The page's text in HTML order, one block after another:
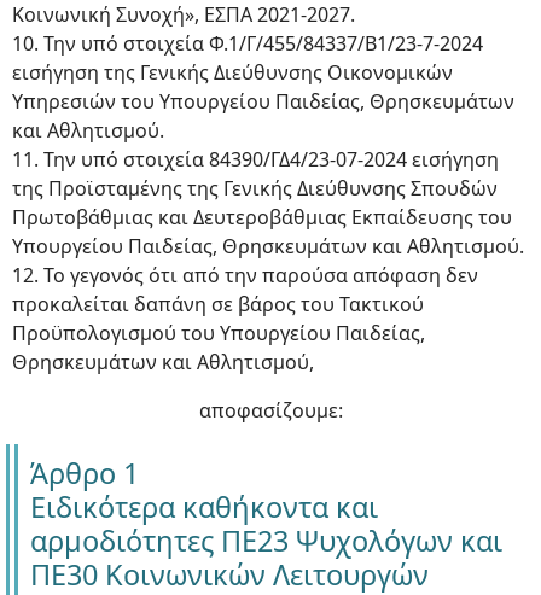
Κοινωνική Συνοχή», ΕΣΠΑ 2021-2027.
10. Την υπό στοιχεία Φ.1/Γ/455/84337/Β1/23-7-2024
εισήγηση της Γενικής Διεύθυνσης Οικονομικών
Υπηρεσιών του Υπουργείου Παιδείας, Θρησκευμάτων
και Αθλητισμού.
11. Την υπό στοιχεία 84390/ΓΔ4/23-07-2024 εισήγηση
της Προϊσταμένης της Γενικής Διεύθυνσης Σπουδών
Πρωτοβάθμιας και Δευτεροβάθμιας Εκπαίδευσης του
Υπουργείου Παιδείας, Θρησκευμάτων και Αθλητισμού.
12. Το γεγονός ότι από την παρούσα απόφαση δεν
προκαλείται δαπάνη σε βάρος του Τακτικού
Προϋπολογισμού του Υπουργείου Παιδείας,
Θρησκευμάτων και Αθλητισμού,
αποφασίζουμε:
Άρθρο 1
Ειδικότερα καθήκοντα και
αρμοδιότητες ΠΕ23 Ψυχολόγων και
ΠΕ30 Κοινωνικών Λειτουργών